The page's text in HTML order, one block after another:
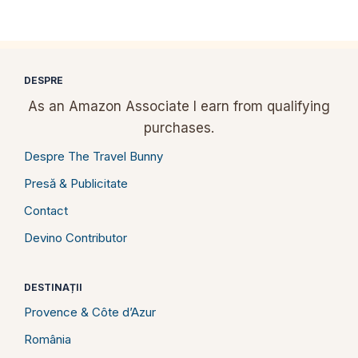
DESPRE
As an Amazon Associate I earn from qualifying
purchases.
Despre The Travel Bunny
Presă & Publicitate
Contact
Devino Contributor
DESTINAȚII
Provence & Côte d’Azur
România